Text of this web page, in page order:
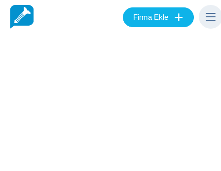
Firma Ekle +